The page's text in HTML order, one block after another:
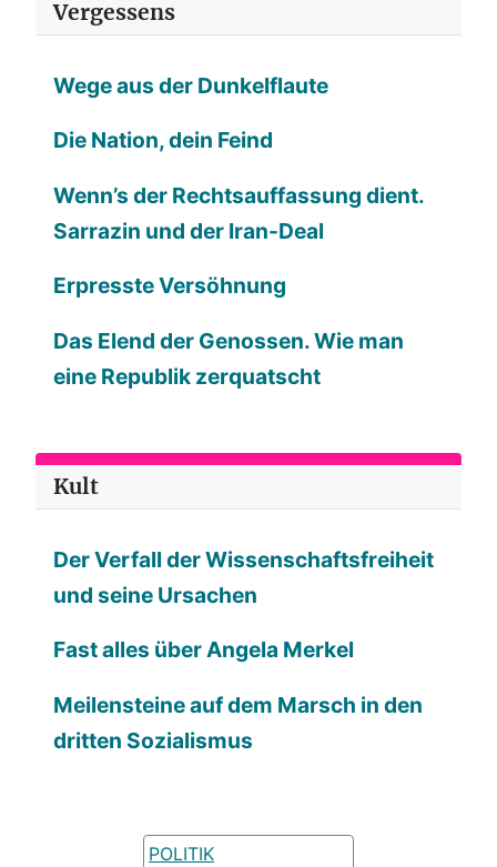
Vergessens
Wege aus der Dunkelflaute
Die Nation, dein Feind
Wenn’s der Rechtsauffassung dient.
Sarrazin und der Iran-Deal
Erpresste Versöhnung
Das Elend der Genossen. Wie man
eine Republik zerquatscht
Kult
Der Verfall der Wissenschaftsfreiheit
und seine Ursachen
Fast alles über Angela Merkel
Meilensteine auf dem Marsch in den
dritten Sozialismus
POLITIK